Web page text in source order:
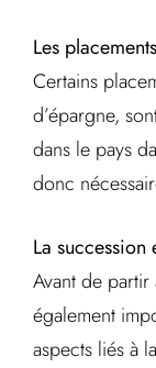
Les
Certains
d’épargne,
dans le pays
donc
La
Avant de partir
également
aspects liés à